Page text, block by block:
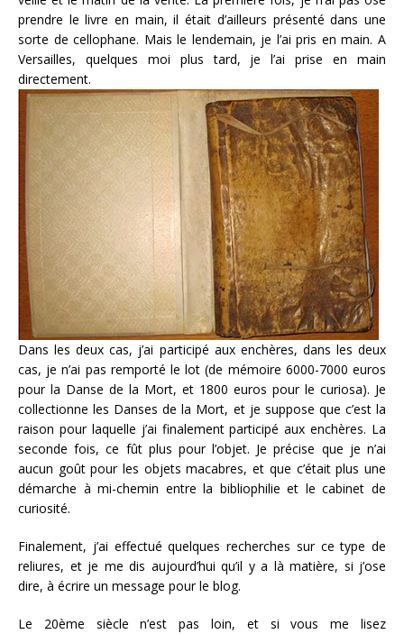
prendre le livre en main, il était d’ailleurs présenté dans une
sorte de cellophane. Mais le lendemain, je l’ai pris en main. A
Versailles, quelques moi plus tard, je l’ai prise en main
directement.
Dans les deux cas, j’ai participé aux enchères, dans les deux
cas, je n’ai pas remporté le lot (de mémoire 6000-7000 euros
pour la Danse de la Mort, et 1800 euros pour le curiosa). Je
collectionne les Danses de la Mort, et je suppose que c’est la
raison pour laquelle j’ai finalement participé aux enchères. La
seconde fois, ce fût plus pour l’objet. Je précise que je n’ai
aucun goût pour les objets macabres, et que c’était plus une
démarche à mi-chemin entre la bibliophilie et le cabinet de
curiosité.
Finalement, j’ai effectué quelques recherches sur ce type de
reliures, et je me dis aujourd’hui qu’il y a là matière, si j’ose
dire, à écrire un message pour le blog.
Le 20ème siècle n’est pas loin, et si vous me lisez